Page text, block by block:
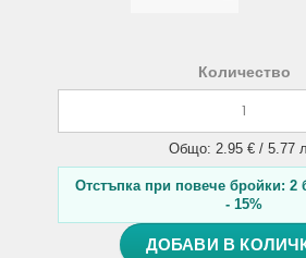
Количество
Общо: 2.95 € / 5.77
Отстъпка при повече бройки: 2
- 15%
ДОБАВИ В